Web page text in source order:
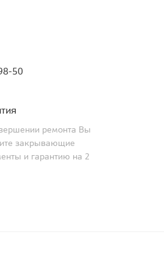
50
ремонта Вы
закрывающие
и гарантию на 2